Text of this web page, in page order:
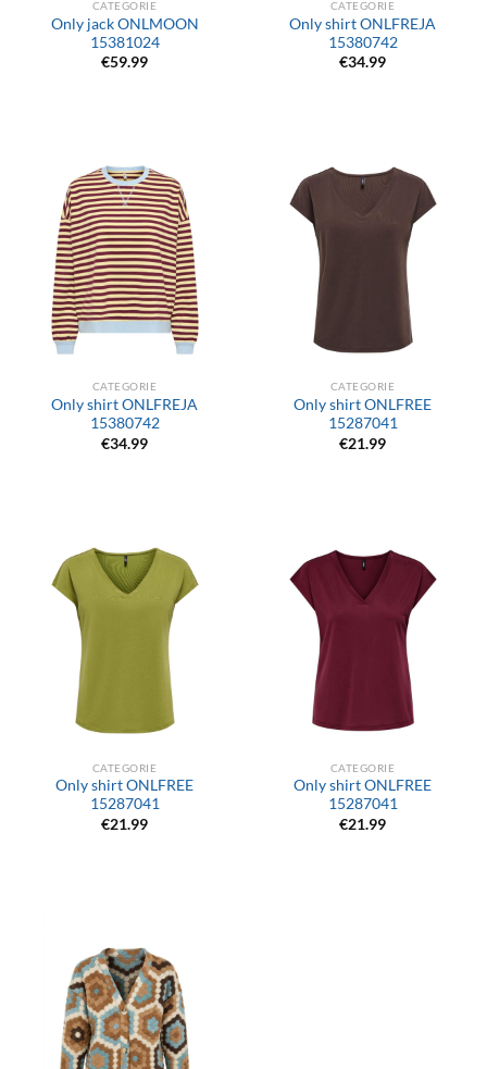
CATEGORIE
Only jack ONLMOON
15381024
€59.99
CATEGORIE
Only shirt ONLFREJA
15380742
€34.99
CATEGORIE
Only shirt ONLFREJA
15380742
€34.99
CATEGORIE
Only shirt ONLFREE
15287041
€21.99
CATEGORIE
Only shirt ONLFREE
15287041
€21.99
CATEGORIE
Only shirt ONLFREE
15287041
€21.99